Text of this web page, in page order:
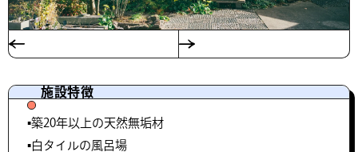
施設特徴
▪️築20年以上の天然無垢材
▪️白タイルの風呂場